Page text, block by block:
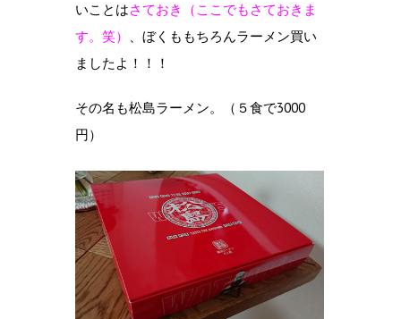
いことはさておき（ここでもさておきま
す。笑） 、ぼくももちろんラーメン買い
ましたよ！！！
その名も松島ラーメン。（５食で3000
円）